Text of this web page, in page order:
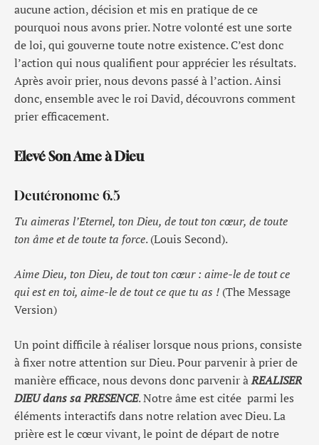
aucune action, décision et mis en pratique de ce
pourquoi nous avons prier. Notre volonté est une sorte
de loi, qui gouverne toute notre existence. C’est donc
l’action qui nous qualifient pour apprécier les résultats.
Après avoir prier, nous devons passé à l’action. Ainsi
donc, ensemble avec le roi David, découvrons comment
prier efficacement.
Elevé Son Ame à Dieu
Deutéronome 6.5
Tu aimeras l’Eternel, ton Dieu, de tout ton cœur, de toute
ton âme et de toute ta force. (Louis Second).
Aime Dieu, ton Dieu, de tout ton cœur : aime-le de tout ce
qui est en toi, aime-le de tout ce que tu as ! (The Message
Version)
Un point difficile à réaliser lorsque nous prions, consiste
à fixer notre attention sur Dieu. Pour parvenir à prier de
manière efficace, nous devons donc parvenir àREALISER
DIEU dans sa PRESENCE. Notre âme est citée parmi les
éléments interactifs dans notre relation avec Dieu. La
prière est le cœur vivant, le point de départ de notre